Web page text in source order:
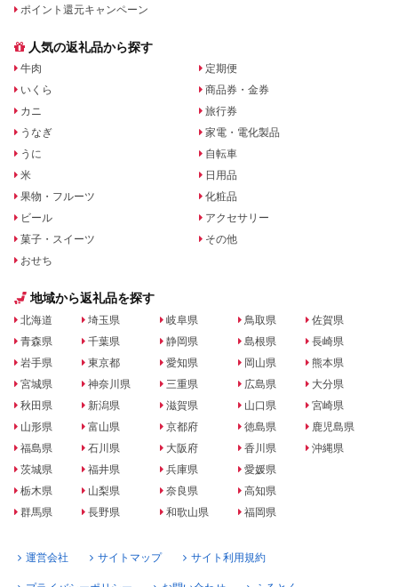
ポイント還元キャンペーン
人気の返礼品から探す
牛肉
いくら
カニ
うなぎ
うに
米
果物・フルーツ
ビール
菓子・スイーツ
おせち
定期便
商品券・金券
旅行券
家電・電化製品
自転車
日用品
化粧品
アクセサリー
その他
地域から返礼品を探す
北海道
青森県
岩手県
宮城県
秋田県
山形県
福島県
茨城県
栃木県
群馬県
埼玉県
千葉県
東京都
神奈川県
新潟県
富山県
石川県
福井県
山梨県
長野県
岐阜県
静岡県
愛知県
三重県
滋賀県
京都府
大阪府
兵庫県
奈良県
和歌山県
鳥取県
島根県
岡山県
広島県
山口県
徳島県
香川県
愛媛県
高知県
福岡県
佐賀県
長崎県
熊本県
大分県
宮崎県
鹿児島県
沖縄県
運営会社 サイトマップ サイト利用規約